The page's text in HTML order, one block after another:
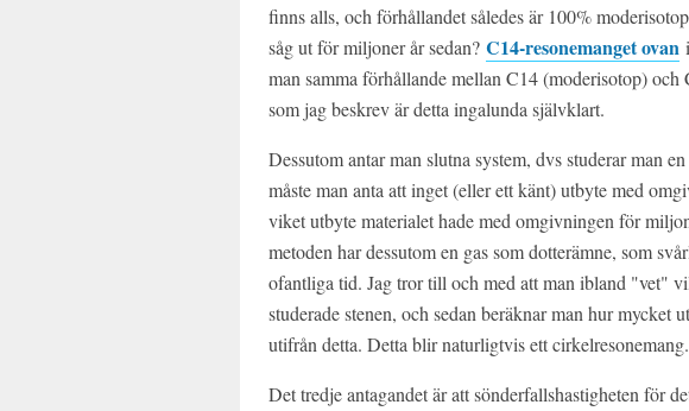
finns alls, och förhållandet således är 100%
såg ut för miljoner år sedan? C14-resonemanget ovan
man samma förhållande mellan C14 (moderisotop)
som jag beskrev är detta ingalunda självklart.
Dessutom antar man slutna system, dvs studerar man
måste man anta att inget (eller ett känt) utbyte med
viket utbyte materialet hade med omgivningen för
metoden har dessutom en gas som dotterämne, som
ofantliga tid. Jag tror till och med att man ibland "vet"
studerade stenen, och sedan beräknar man hur mycket
utifrån detta. Detta blir naturligtvis ett cirkelresonemang.
Det tredje antagandet är att sönderfallshastigheten för